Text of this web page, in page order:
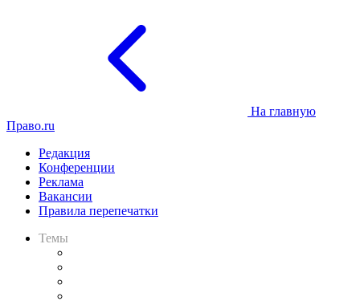
На главную
Право.ru
Редакция
Конференции
Реклама
Вакансии
Правила перепечатки
Темы